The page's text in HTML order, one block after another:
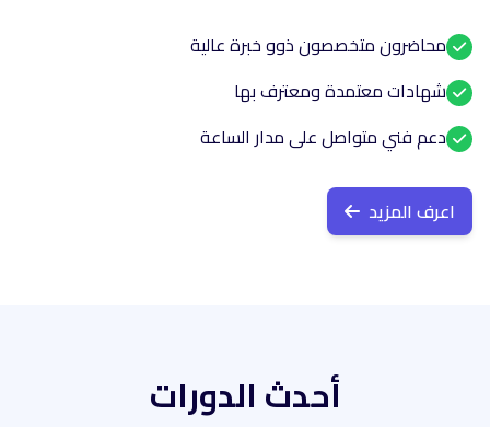
محاضرون متخصصون ذوو خبرة عالية
شهادات معتمدة ومعترف بها
دعم فني متواصل على مدار الساعة
اعرف المزيد
أحدث الدورات